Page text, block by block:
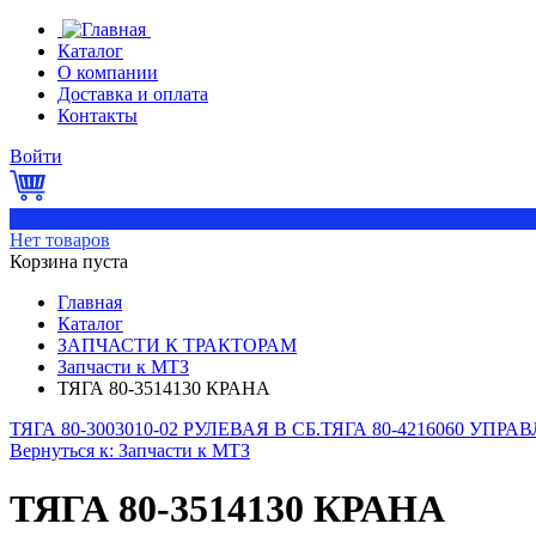
Каталог
О компании
Доставка и оплата
Контакты
Войти
Нет товаров
Корзина пуста
Главная
Каталог
ЗАПЧАСТИ К ТРАКТОРАМ
Запчасти к МТЗ
ТЯГА 80-3514130 КРАНА
ТЯГА 80-3003010-02 РУЛЕВАЯ В СБ.ТЯГА 80-4216060
Вернуться к: Запчасти к МТЗ
ТЯГА 80-3514130 КРАНА